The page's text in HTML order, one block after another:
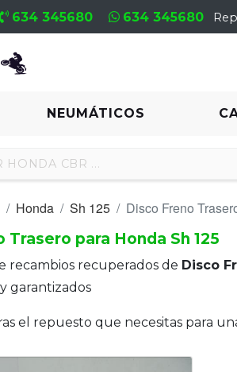
634 345680 634 345680
NEUMÁTICOS
Honda Sh 125
Disco Freno
Trasero para Honda Sh 125
recambios recuperados de Disco
garantizados
el repuesto que necesitas para